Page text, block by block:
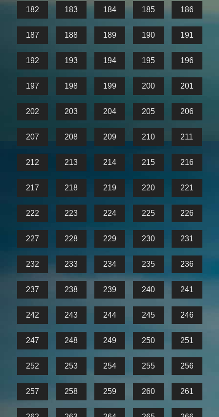
182 183 184 185 186
187 188 189 190 191
192 193 194 195 196
197 198 199 200 201
202 203 204 205 206
207 208 209 210 211
212 213 214 215 216
217 218 219 220 221
222 223 224 225 226
227 228 229 230 231
232 233 234 235 236
237 238 239 240 241
242 243 244 245 246
247 248 249 250 251
252 253 254 255 256
257 258 259 260 261